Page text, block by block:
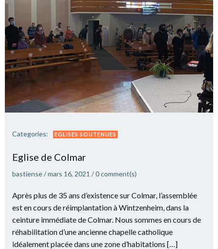
Categories: EGLISES SOUTENUES
Eglise de Colmar
bastiense/mars 16, 2021 /0comment(s)
Après plus de 35 ans d’existence sur Colmar, l’assemblée
est en cours de réimplantation à Wintzenheim, dans la
ceinture immédiate de Colmar. Nous sommes en cours de
réhabilitation d’une ancienne chapelle catholique
idéalement placée dans une zone d’habitations […]